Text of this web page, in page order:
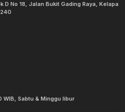
D No 18, Jalan Bukit Gading Raya, Kelapa
Sabtu & Minggu libur